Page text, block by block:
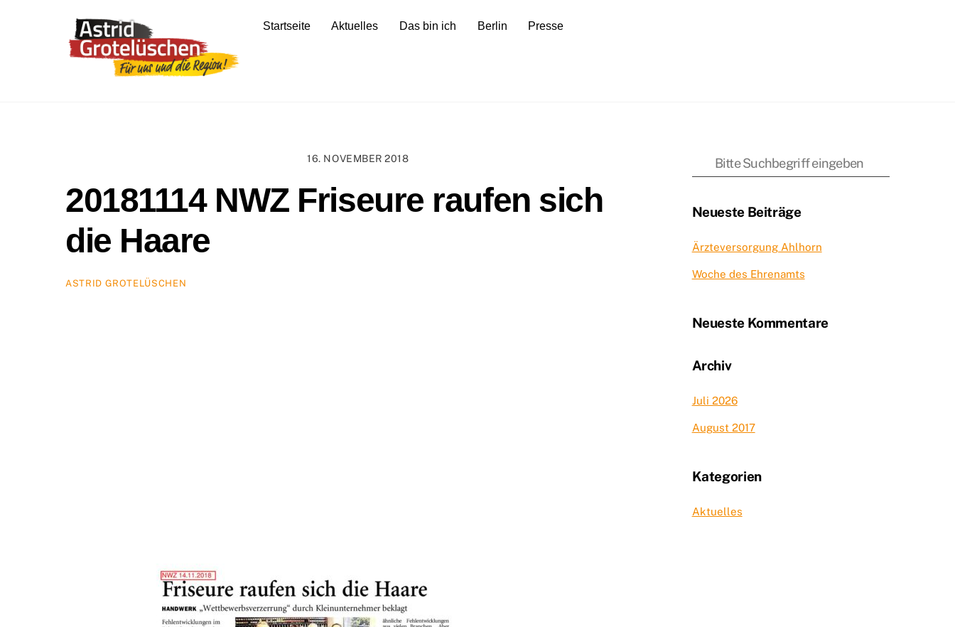
Startseite Aktuelles Das bin ich Berlin Presse
16. NOVEMBER 2018
20181114 NWZ Friseure raufen sich
die Haare
ASTRID GROTELÜSCHEN
Neueste Beiträge
Ärzteversorgung Ahlhorn
Woche des Ehrenamts
Neueste Kommentare
Archiv
Juli 2026
August 2017
Kategorien
Aktuelles